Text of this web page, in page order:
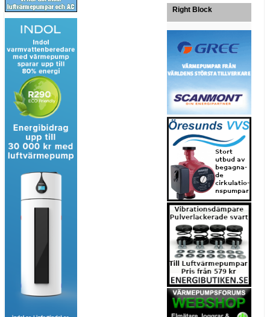
Right Block